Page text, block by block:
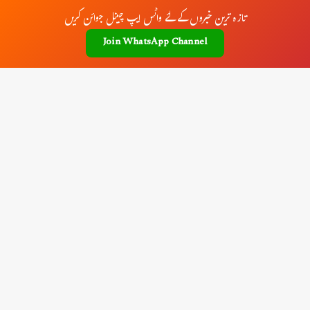
تازہ ترین خبروں کے لئے واٹس ایپ چینل جوائن کریں
Join WhatsApp Channel